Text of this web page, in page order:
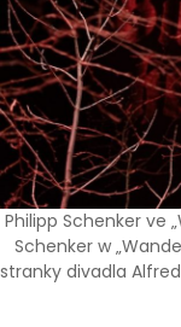
Philipp Schenker ve
Schenker w
stranky divadla